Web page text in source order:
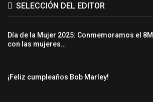
SELECCIÓN DEL EDITOR
Día de la Mujer 2025: Conmemoramos el 8M
con las mujeres…
¡Feliz cumpleaños Bob Marley!